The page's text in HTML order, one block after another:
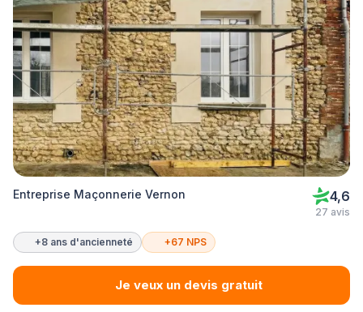
Entreprise Maçonnerie Vernon 4,6
27 avis
+8 ans d'ancienneté +67 NPS
Je veux un devis gratuit